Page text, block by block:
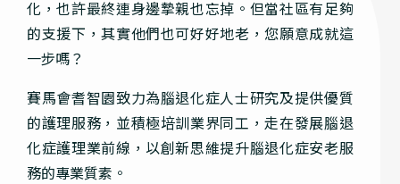
化，也許最終連身邊摯親也忘掉。但當社區有足夠
的支援下，其實他們也可好好地老，您願意成就這
一步嗎？
賽馬會耆智園致力為腦退化症人士研究及提供優質
的護理服務，並積極培訓業界同工，走在發展腦退
化症護理業前線，以創新思維提升腦退化症安老服
務的專業質素。